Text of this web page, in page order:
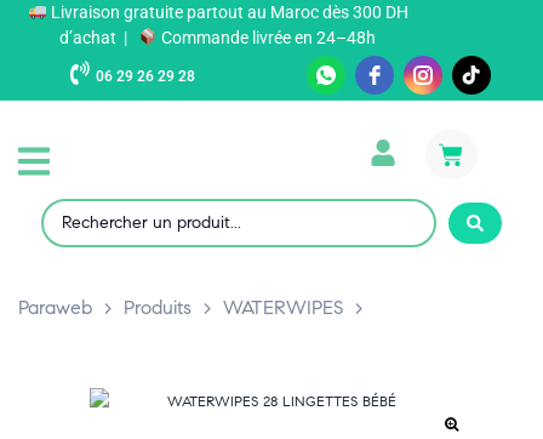
Livraison gratuite partout au Maroc dès 300 DH
d’achat |
Commande livrée en 24–48h
06 29 26 29 28
Paraweb > Produits > WATERWIPES >